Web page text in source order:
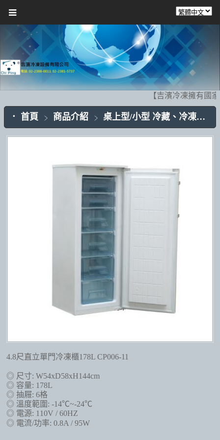
【吉濱冷凍擁有國
首頁 商品介紹 桌上型/小型 冷藏、冷凍展示櫃CP006
4.8尺直立單門冷凍櫃178L CP006-11
◎ 尺寸: W54xD58xH144cm
◎ 容量: 178L
◎ 抽屜: 6格
◎ 溫度範圍: -14℃~-24℃
◎ 電源: 110V / 60HZ
◎ 電流/功率: 0.8A / 95W